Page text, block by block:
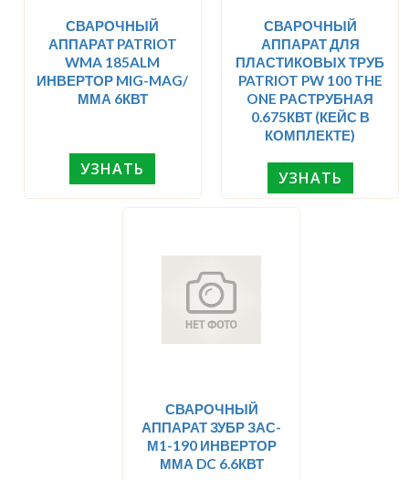
СВАРОЧНЫЙ
АППАРАТ PATRIOT
WMA 185ALM
ИНВЕРТОР MIG-MAG/
ММА 6КВТ
УЗНАТЬ
СВАРОЧНЫЙ
АППАРАТ ДЛЯ
ПЛАСТИКОВЫХ ТРУБ
PATRIOT PW 100 THE
ONE РАСТРУБНАЯ
0.675КВТ (КЕЙС В
КОМПЛЕКТЕ)
УЗНАТЬ
СВАРОЧНЫЙ
АППАРАТ ЗУБР ЗАС-
М1-190 ИНВЕРТОР
ММА DC 6.6КВТ